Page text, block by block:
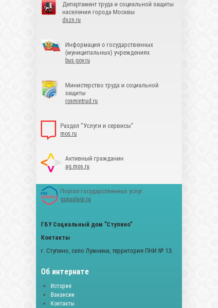
Департамент труда и социальной защиты
населения города Москвы
dszn.ru
Информация о государственных
(муниципальных) учреждениях
bus.gov.ru
Министерство труда и социальной
защиты
rosmintrud.ru
Раздел "Услуги и сервисы"
mos.ru
Активный гражданин
ag.mos.ru
Портал государственных услуг
gosuslugi.ru
ГБУ Социальный дом "Ступино"
Контакты
г. Ступино, село Лужники, территория ПНИ № 13.
Об интернате
История
Вакансии
Контакты